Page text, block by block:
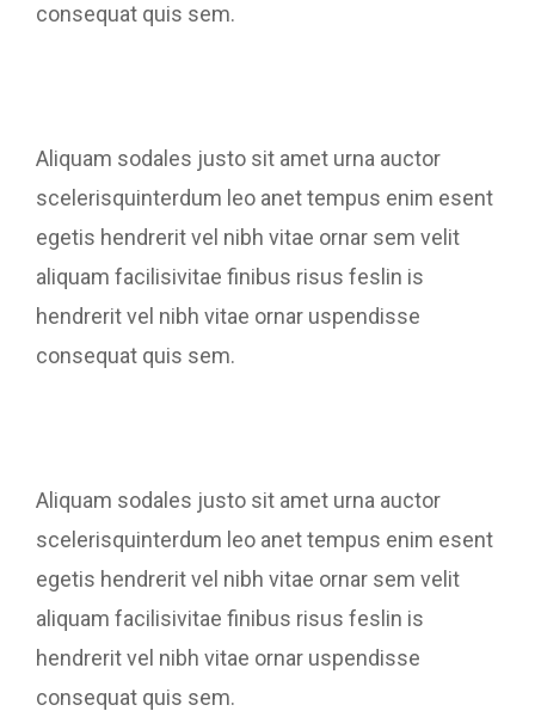
consequat quis sem.
Aliquam sodales justo sit amet urna auctor
scelerisquinterdum leo anet tempus enim esent
egetis hendrerit vel nibh vitae ornar sem velit
aliquam facilisivitae finibus risus feslin is
hendrerit vel nibh vitae ornar uspendisse
consequat quis sem.
Aliquam sodales justo sit amet urna auctor
scelerisquinterdum leo anet tempus enim esent
egetis hendrerit vel nibh vitae ornar sem velit
aliquam facilisivitae finibus risus feslin is
hendrerit vel nibh vitae ornar uspendisse
consequat quis sem.